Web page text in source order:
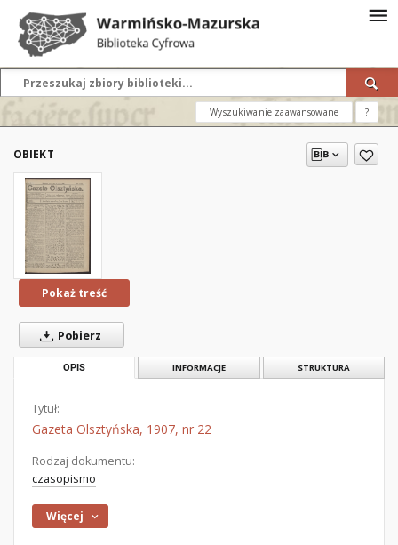
Wyszukiwanie zaawansowane ?
OBIEKT
Pokaż treść
Pobierz
OPIS INFORMACJE STRUKTURA
Tytuł:
Gazeta Olsztyńska, 1907, nr 22
Rodzaj dokumentu:
czasopismo
Więcej